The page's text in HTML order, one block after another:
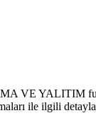
YALITIM
ile ilgili